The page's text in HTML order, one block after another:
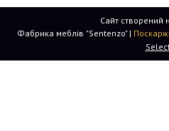
Сайт створений
Фабрика меблів "Sentenzo" |